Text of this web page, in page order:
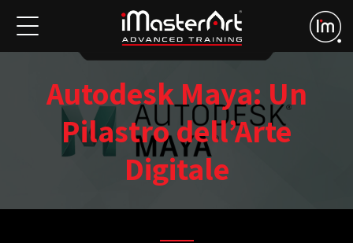
Autodesk Maya: Un
Pilastro dell’Arte
Digitale